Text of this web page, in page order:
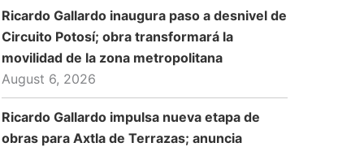
Ricardo Gallardo inaugura paso a desnivel de
Circuito Potosí; obra transformará la
movilidad de la zona metropolitana
August 6, 2026
Ricardo Gallardo impulsa nueva etapa de
obras para Axtla de Terrazas; anuncia